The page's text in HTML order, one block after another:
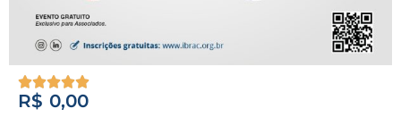
R$ 0,00